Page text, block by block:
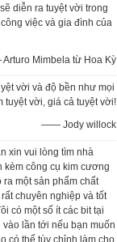
diễn ra tuyệt vời trong
việc và gia đình của
Mimbela từ Hoa Kỳ
vời và độ bền như mọi
tuyệt vời, giá cả tuyệt vời!
—— Jody willock
xin vui lòng tìm nhà
kèm công cụ kim cương
ra một sản phẩm chất
chuyên nghiệp và tốt
có một số ít các bit tại
lần tới nếu bạn muốn
có thể tùy chỉnh làm cho